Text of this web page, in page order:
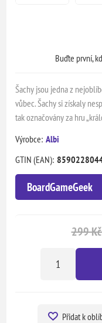
Buďte první,
Šachy jsou jedna z
vůbec. Šachy si získaly
tak označovány za hru
Výrobce: Albi
GTIN (EAN):
BoardGameGeek
299
Přidat k